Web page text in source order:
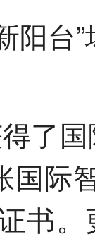
阳台
了
国
书